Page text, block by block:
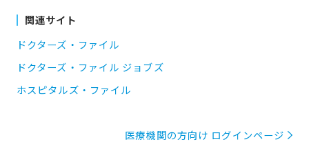
関連サイト
ドクターズ・ファイル
ドクターズ・ファイル ジョブズ
ホスピタルズ・ファイル
医療機関の方向け ログインページ